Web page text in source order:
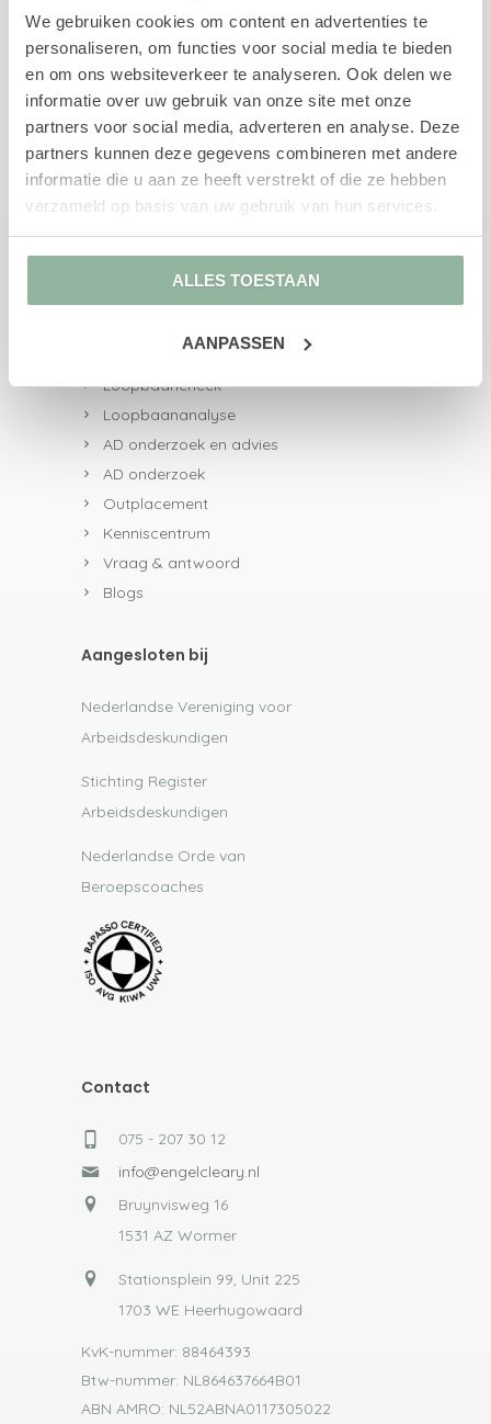
We gebruiken cookies om content en advertenties te
personaliseren, om functies voor social media te bieden
en om ons websiteverkeer te analyseren. Ook delen we
informatie over uw gebruik van onze site met onze
partners voor social media, adverteren en analyse. Deze
partners kunnen deze gegevens combineren met andere
informatie die u aan ze heeft verstrekt of die ze hebben
verzameld op basis van uw gebruik van hun services.
ALLES TOESTAAN
AANPASSEN
werkgevers en werknemers in re-integratie,
loopbaanvraagstukken, arbeidsdeskundig
advies en persoonlijke ontwikkeling.
Direct naar
UWV-trajecten
Re-integratiebegeleiding
Loopbaanbegeleiding
Loopbaancheck
Loopbaananalyse
AD onderzoek en advies
AD onderzoek
Outplacement
Kenniscentrum
Vraag & antwoord
Blogs
Aangesloten bij
Nederlandse Vereniging voor
Arbeidsdeskundigen
Stichting Register
Arbeidsdeskundigen
Nederlandse Orde van
Beroepscoaches
Contact
075 - 207 30 12
info@engelcleary.nl
Bruynvisweg 16
1531 AZ Wormer
Stationsplein 99, Unit 225
1703 WE Heerhugowaard
KvK-nummer: 88464393
Btw-nummer: NL864637664B01
ABN AMRO: NL52ABNA0117305022